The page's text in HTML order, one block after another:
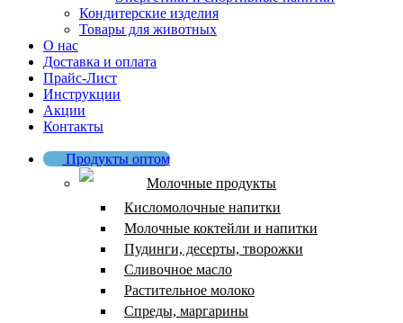
Кондитерские изделия
Товары для животных
О нас
Доставка и оплата
Прайс-Лист
Инструкции
Акции
Контакты
Продукты оптом
Молочные продукты
Кисломолочные напитки
Молочные коктейли и напитки
Пудинги, десерты, творожки
Сливочное масло
Растительное молоко
Спреды, маргарины